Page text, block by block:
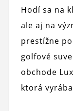
Hodí sa na
ale aj na
prestížne
golfové
obchode
ktorá